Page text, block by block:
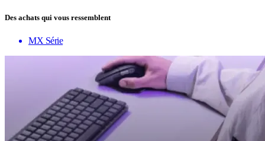
Des achats qui vous ressemblent
MX Série